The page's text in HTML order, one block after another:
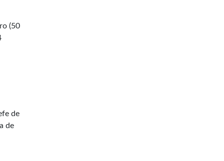
(50
de
de